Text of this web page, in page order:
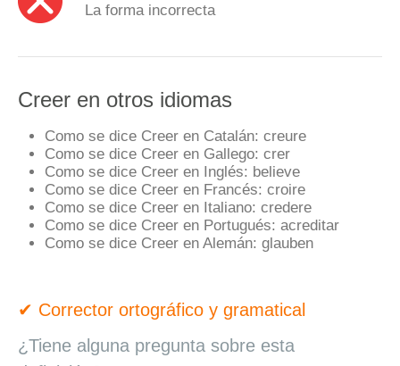
La forma incorrecta
Creer en otros idiomas
Como se dice Creer en Catalán: creure
Como se dice Creer en Gallego: crer
Como se dice Creer en Inglés: believe
Como se dice Creer en Francés: croire
Como se dice Creer en Italiano: credere
Como se dice Creer en Portugués: acreditar
Como se dice Creer en Alemán: glauben
✔ Corrector ortográfico y gramatical
¿Tiene alguna pregunta sobre esta